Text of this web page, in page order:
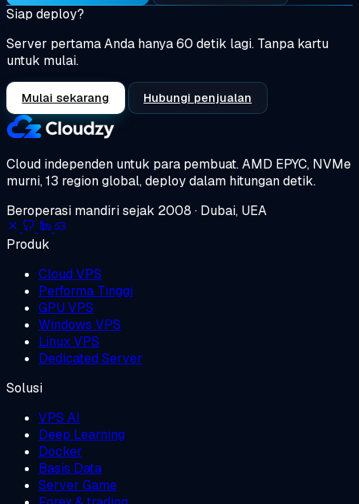
Siap deploy?
Server pertama Anda hanya 60 detik lagi. Tanpa kartu
untuk mulai.
Mulai sekarang Hubungi penjualan
Cloud independen untuk para pembuat.AMD EPYC, NVMe
murni, 13 region global, deploy dalam hitungan detik.
Beroperasi mandiri sejak 2008 · Dubai, UEA
Produk
Cloud VPS
Performa Tinggi
GPU VPS
Windows VPS
Linux VPS
Dedicated Server
Solusi
VPS AI
Deep Learning
Docker
Basis Data
Server Game